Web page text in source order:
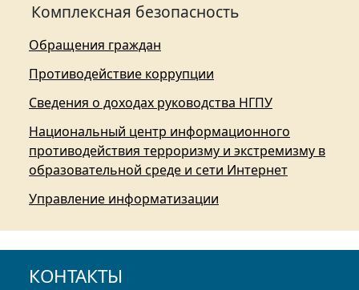
Комплексная безопасность
Обращения граждан
Противодействие коррупции
Сведения о доходах руководства НГПУ
Национальный центр информационного
противодействия терроризму и экстремизму в
образовательной среде и сети Интернет
Управление информатизации
КОНТАКТЫ